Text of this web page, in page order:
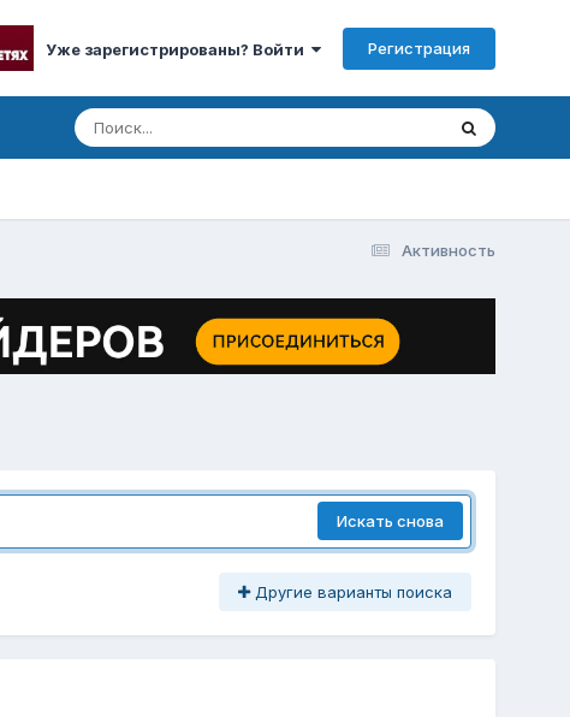
Уже зарегистрированы? Войти Регистрация
Активность
Искать снова
Другие варианты поиска